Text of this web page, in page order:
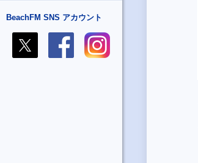
BeachFM SNS アカウント